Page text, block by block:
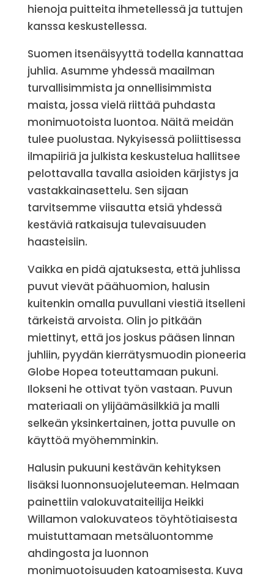
hienoja puitteita ihmetellessä ja tuttujen
kanssa keskustellessa.
Suomen itsenäisyyttä todella kannattaa
juhlia. Asumme yhdessä maailman
turvallisimmista ja onnellisimmista
maista, jossa vielä riittää puhdasta
monimuotoista luontoa. Näitä meidän
tulee puolustaa. Nykyisessä poliittisessa
ilmapiiriä ja julkista keskustelua hallitsee
pelottavalla tavalla asioiden kärjistys ja
vastakkainasettelu. Sen sijaan
tarvitsemme viisautta etsiä yhdessä
kestäviä ratkaisuja tulevaisuuden
haasteisiin.
Vaikka en pidä ajatuksesta, että juhlissa
puvut vievät päähuomion, halusin
kuitenkin omalla puvullani viestiä itselleni
tärkeistä arvoista. Olin jo pitkään
miettinyt, että jos joskus pääsen linnan
juhliin, pyydän kierrätysmuodin pioneeria
Globe Hopea toteuttamaan pukuni.
Ilokseni he ottivat työn vastaan. Puvun
materiaali on ylijäämäsilkkiä ja malli
selkeän yksinkertainen, jotta puvulle on
käyttöä myöhemminkin.
Halusin pukuuni kestävän kehityksen
lisäksi luonnonsuojeluteeman. Helmaan
painettiin valokuvataiteilija Heikki
Willamon valokuvateos töyhtötiaisesta
muistuttamaan metsäluontomme
ahdingosta ja luonnon
monimuotoisuuden katoamisesta. Kuva